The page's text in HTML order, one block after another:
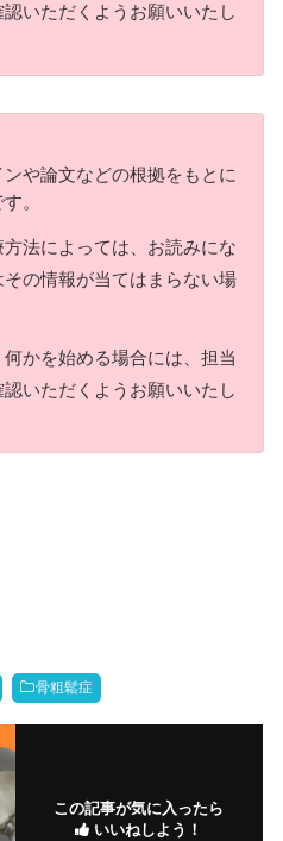
いただくようお願いいたし
や論文などの根拠をもとに
。
法によっては、お読みにな
の情報が当てはまらない場
かを始める場合には、担当
いただくようお願いいたし
骨粗鬆症
この記事が気に入ったら
いいねしよう！